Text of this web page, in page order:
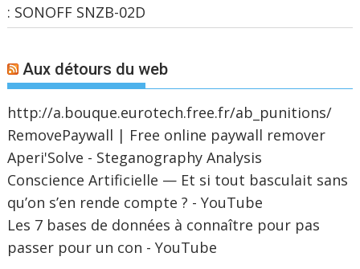
: SONOFF SNZB-02D
Aux détours du web
http://a.bouque.eurotech.free.fr/ab_punitions/
RemovePaywall | Free online paywall remover
Aperi'Solve - Steganography Analysis
Conscience Artificielle — Et si tout basculait sans
qu’on s’en rende compte ? - YouTube
Les 7 bases de données à connaître pour pas
passer pour un con - YouTube